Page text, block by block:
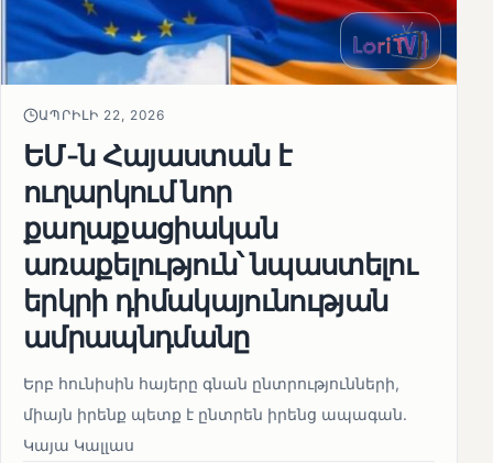
ԱՊՐԻԼԻ 22, 2026
ԵՄ-ն Հայաստան է
ուղարկում նոր
քաղաքացիական
առաքելություն՝ նպաստելու
երկրի դիմակայունության
ամրապնդմանը
Երբ հունիսին հայերը գնան ընտրությունների,
միայն իրենք պետք է ընտրեն իրենց ապագան.
Կայա Կալլաս